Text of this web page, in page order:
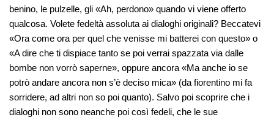
benino, le pulzelle, gli «Ah, perdono» quando vi viene offerto
qualcosa. Volete fedeltà assoluta ai dialoghi originali? Beccatevi
«Ora come ora per quel che venisse mi batterei con questo» o
«A dire che ti dispiace tanto se poi verrai spazzata via dalle
bombe non vorrò saperne», oppure ancora «Ma anche io se
potrò andare ancora non s’è deciso mica» (da fiorentino mi fa
sorridere, ad altri non so poi quanto). Salvo poi scoprire che i
dialoghi non sono neanche poi così fedeli, che le sue